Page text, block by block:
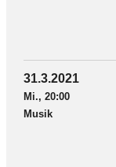
31.3.2021
Mi., 20:00
Musik